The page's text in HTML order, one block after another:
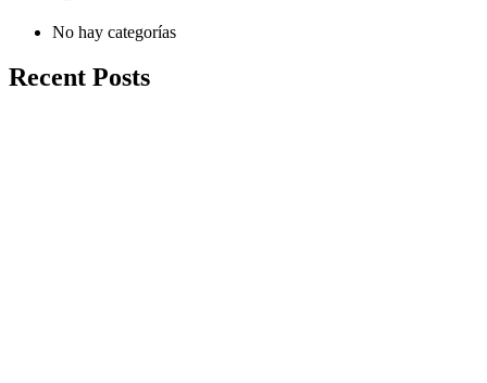
No hay categorías
Recent Posts